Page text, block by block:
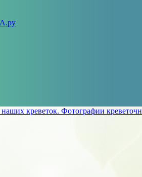
креветок. Фотографии